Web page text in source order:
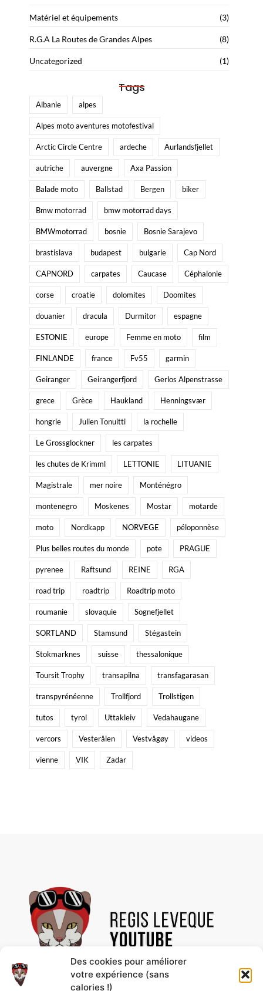
Des cookies pour améliorer
votre expérience (sans
calories !)
Matériel et équipements (3)
R.G.A La Routes de Grandes Alpes (8)
Uncategorized (1)
Tags
Albanie alpes
Alpes moto aventures motofestival
Arctic Circle Centre ardeche Aurlandsfjellet
autriche auvergne Axa Passion
Balade moto Ballstad Bergen biker
Bmw motorrad bmw motorrad days
BMWmotorrad bosnie Bosnie Sarajevo
brastislava budapest bulgarie Cap Nord
CAPNORD carpates Caucase Céphalonie
corse croatie dolomites Doomites
douanier dracula Durmitor espagne
ESTONIE europe Femme en moto film
FINLANDE france Fv55 garmin
Geiranger Geirangerfjord Gerlos Alpenstrasse
grece Grèce Haukland Henningsvær
hongrie Julien Tonuitti la rochelle
Le Grossglockner les carpates
les chutes de Krimml LETTONIE LITUANIE
Magistrale mer noire Monténégro
montenegro Moskenes Mostar motarde
moto Nordkapp NORVEGE péloponnèse
Plus belles routes du monde pote PRAGUE
pyrenee Raftsund REINE RGA
road trip roadtrip Roadtrip moto
roumanie slovaquie Sognefjellet
SORTLAND Stamsund Stégastein
Stokmarknes suisse thessalonique
Toursit Trophy transapilna transfagarasan
transpyrénéenne Trollfjord Trollstigen
tutos tyrol Uttakleiv Vedahaugane
vercors Vesterålen Vestvågøy videos
vienne VIK Zadar